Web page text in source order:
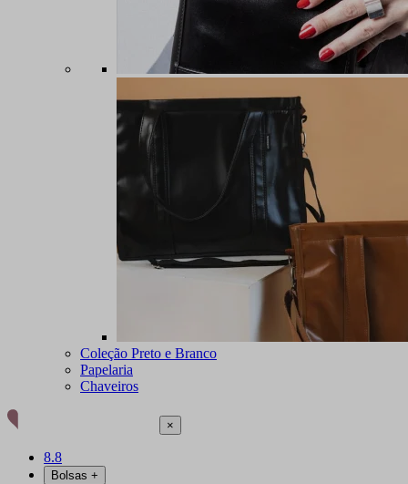
Coleção Preto e Branco
Papelaria
Chaveiros
×
8.8
Bolsas +